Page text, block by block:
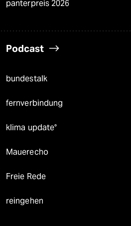
panterpreis 2026
Podcast
bundestalk
fernverbindung
klima update°
Mauerecho
Freie Rede
reingehen